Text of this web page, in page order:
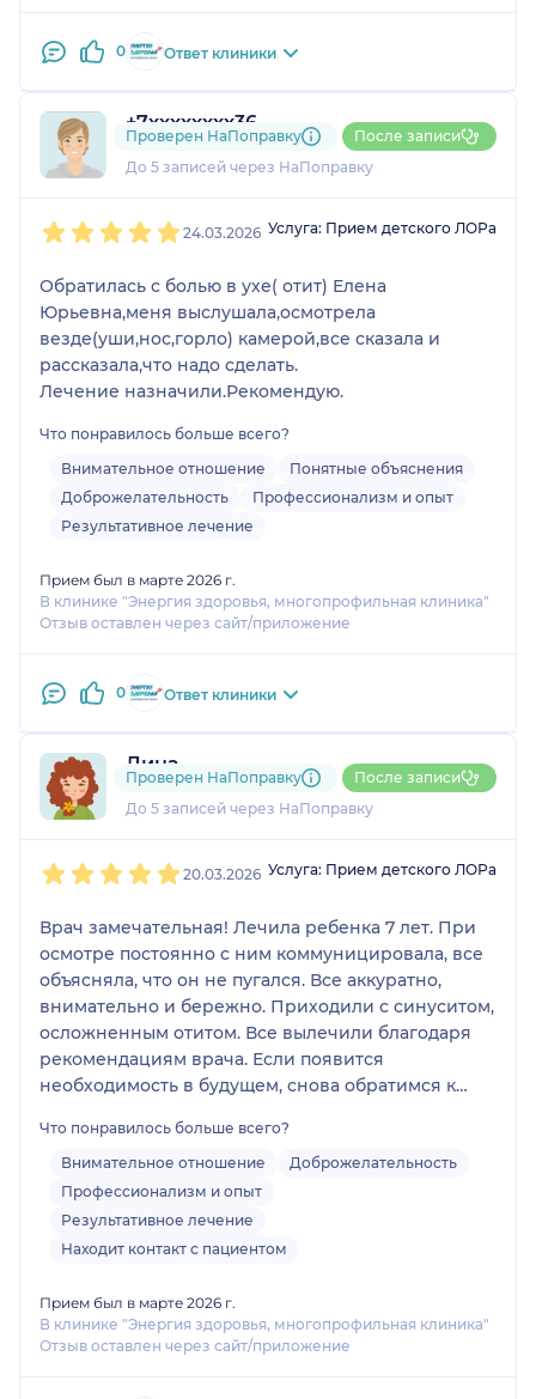
0 Ответ клиники
+7xxxxxxxx36
1 отзыв
До 5 записей через НаПоправку
Проверен НаПоправку После записи
24.03.2026 Услуга: Прием детского ЛОРа
Обратилась с болью в ухе( отит) Елена
Юрьевна,меня выслушала,осмотрела
везде(уши,нос,горло) камерой,все сказала и
рассказала,что надо сделать.
Лечение назначили.Рекомендую.
Что понравилось больше всего?
Внимательное отношение
Понятные объяснения
Доброжелательность
Профессионализм и опыт
Результативное лечение
Прием был в марте 2026 г.
В клинике "Энергия здоровья, многопрофильная клиника"
Отзыв оставлен через сайт/приложение
0 Ответ клиники
Дина
1 отзыв
До 5 записей через НаПоправку
Проверен НаПоправку После записи
20.03.2026 Услуга: Прием детского ЛОРа
Врач замечательная! Лечила ребенка 7 лет. При
осмотре постоянно с ним коммуницировала, все
объясняла, что он не пугался. Все аккуратно,
внимательно и бережно. Приходили с синуситом,
осложненным отитом. Все вылечили благодаря
рекомендациям врача. Если появится
необходимость в будущем, снова обратимся к
Что понравилось больше всего?
Внимательное отношение
Доброжелательность
Профессионализм и опыт
Результативное лечение
Находит контакт с пациентом
Прием был в марте 2026 г.
В клинике "Энергия здоровья, многопрофильная клиника"
Отзыв оставлен через сайт/приложение